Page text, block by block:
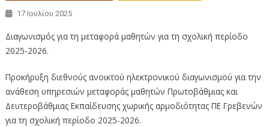
17 Ιουλίου 2025
Διαγωνισμός για τη μεταφορά μαθητών για τη σχολική περίοδο
2025-2026.
Προκήρυξη διεθνούς ανοικτού ηλεκτρονικού διαγωνισμού για την
ανάθεση υπηρεσιών μεταφοράς μαθητών Πρωτοβάθμιας και
Δευτεροβάθμιας Εκπαίδευσης χωρικής αρμοδιότητας ΠΕ Γρεβενών
για τη σχολική περίοδο 2025-2026.